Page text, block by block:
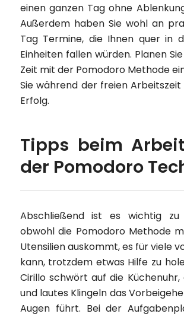
einen ganzen Tag ohne
Außerdem haben Sie wohl an
Tag Termine, die Ihnen quer in
Einheiten fallen würden. Planen
Zeit mit der Pomodoro Methode
Sie während der freien
Erfolg.
Tipps beim
der Pomodoro
Abschließend ist es wichtig zu
obwohl die Pomodoro Methode
Utensilien auskommt, es für viele
kann, trotzdem etwas Hilfe zu
Cirillo schwört auf die
und lautes Klingeln das
Augen führt. Bei der